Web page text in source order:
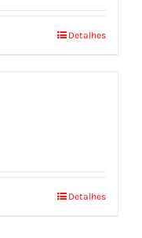
Detalhes
Detalhes